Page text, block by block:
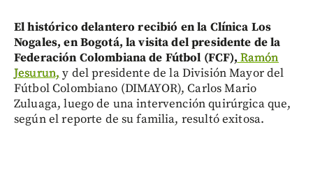
El histórico delantero recibió en la Clínica Los
Nogales, en Bogotá, la visita del presidente de la
Federación Colombiana de Fútbol (FCF), Ramón
Jesurun, y del presidente de la División Mayor del
Fútbol Colombiano (DIMAYOR), Carlos Mario
Zuluaga, luego de una intervención quirúrgica que,
según el reporte de su familia, resultó exitosa.